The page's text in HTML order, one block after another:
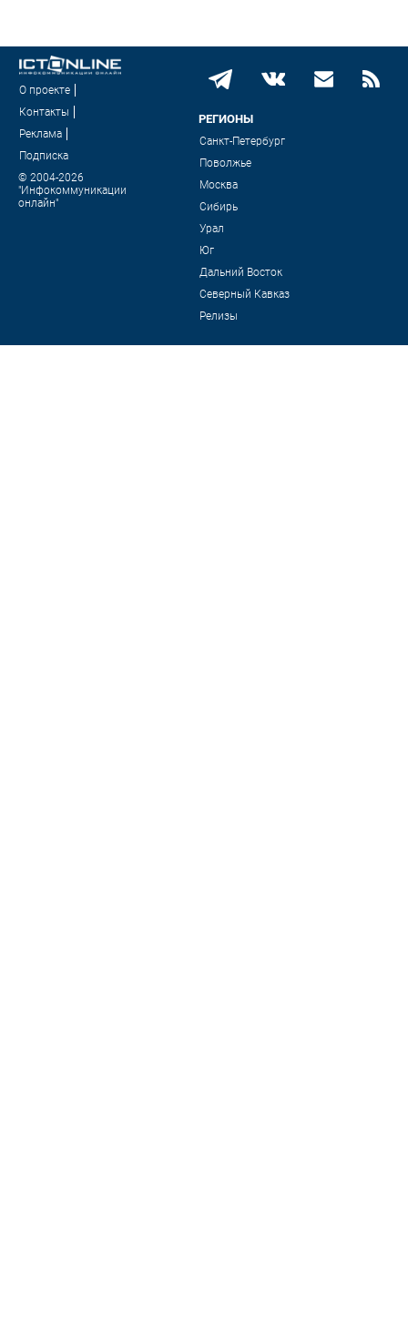
О проекте
Контакты
Реклама
Подписка
© 2004-2026
"Инфокоммуникации
онлайн"
РЕГИОНЫ
Санкт-Петербург
Поволжье
Москва
Сибирь
Урал
Юг
Дальний Восток
Северный Кавказ
Релизы